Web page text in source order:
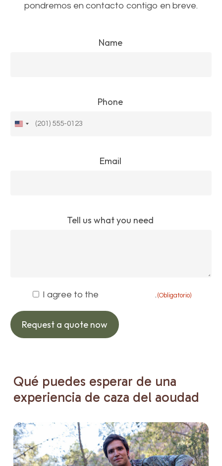
pondremos en contacto contigo en breve.
Name
Phone
Estados
Email
Tell us what you need
Consent (Obligatorio)
I agree to the . (Obligatorio)
Request a quote now
Qué puedes esperar de una
experiencia de caza del aoudad